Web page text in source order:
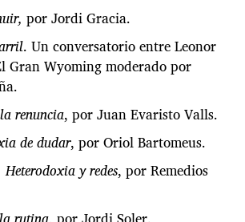
por Jordi Gracia.
. Un conversatorio entre Leonor
Gran Wyoming moderado por
renuncia, por Juan Evaristo Valls.
de dudar, por Oriol Bartomeus.
y redes, por Remedios